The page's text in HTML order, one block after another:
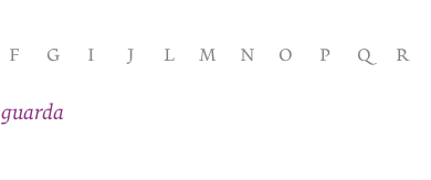
F G I J L M N O P Q R
guarda